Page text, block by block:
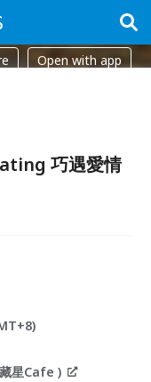
Open with app
巧遇愛情
星Cafe )